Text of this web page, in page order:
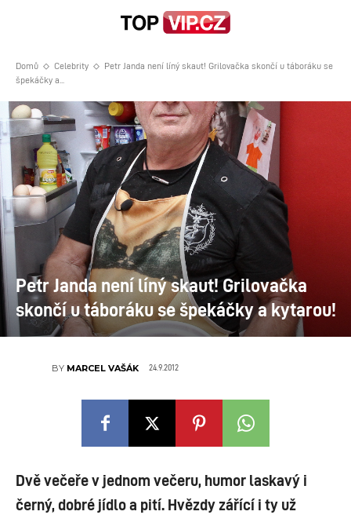
Domů Celebrity
Petr Janda není líný skaut! Grilovačka skončí u táboráku se
špekáčky a...
Petr Janda není líný skaut! Grilovačka
skončí u táboráku se špekáčky a kytarou!
BY MARCEL VAŠÁK 24.9.2012
Dvě večeře v jednom večeru, humor laskavý i
černý, dobré jídlo a pití. Hvězdy zářící i ty už